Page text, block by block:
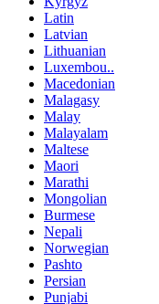
Latin
Latvian
Lithuanian
Luxembou..
Macedonian
Malagasy
Malay
Malayalam
Maltese
Maori
Marathi
Mongolian
Burmese
Nepali
Norwegian
Pashto
Persian
Punjabi